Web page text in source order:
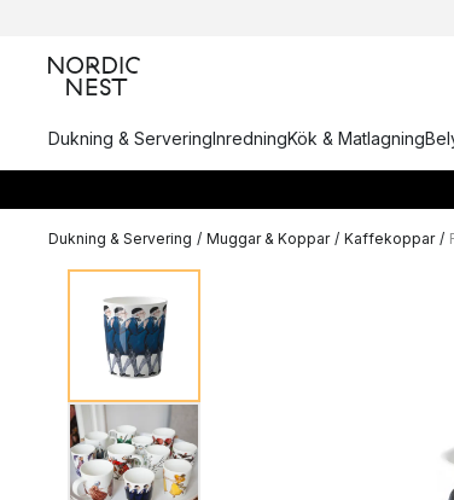
Dukning & ServeringInredningKök & Matlagning
Dukning & Servering / Muggar & Koppar / Kaffekoppar /